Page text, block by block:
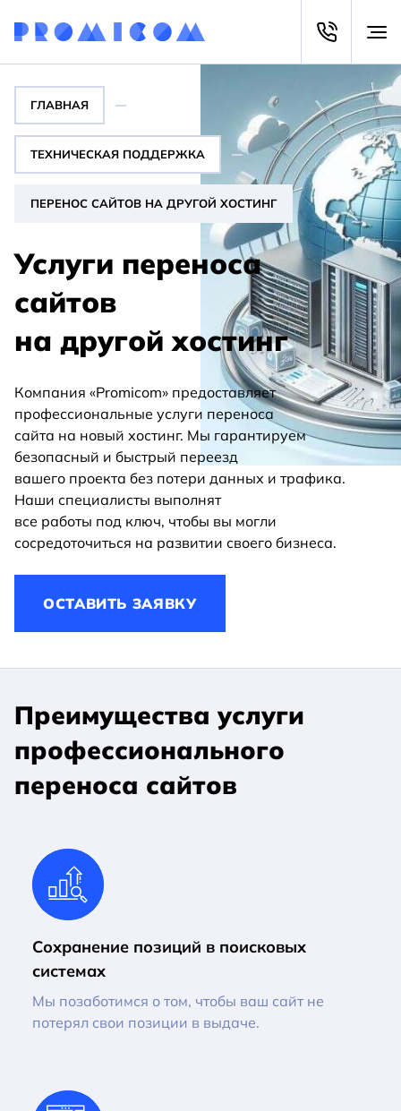
ГЛАВНАЯ
ТЕХНИЧЕСКАЯ ПОДДЕРЖКА
ПЕРЕНОС САЙТОВ НА ДРУГОЙ ХОСТИНГ
Услуги переноса
сайтов
на другой хостинг
Компания «Promicom» предоставляет
профессиональные услуги переноса
сайта на новый хостинг. Мы гарантируем
безопасный и быстрый переезд
вашего проекта без потери данных и трафика.
Наши специалисты выполнят
все работы под ключ, чтобы вы могли
сосредоточиться на развитии своего бизнеса.
ОСТАВИТЬ ЗАЯВКУ
Преимущества услуги
профессионального
переноса сайтов
Сохранение позиций в поисковых
системах
Мы позаботимся о том, чтобы ваш сайт не
потерял свои позиции в выдаче.